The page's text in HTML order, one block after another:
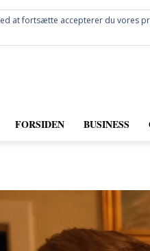
FORSIDEN BUSINESS
at fortsætte accepterer du vores